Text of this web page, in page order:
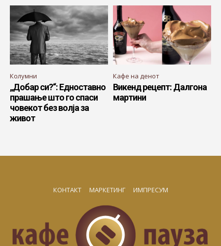
Колумни
„Добар си?“: Едноставно
прашање што го спаси
човекот без волја за
живот
Кафе на денот
Викенд рецепт: Далгона
мартини
КОНТАКТ МАРКЕТИНГ ИМПРЕСУМ